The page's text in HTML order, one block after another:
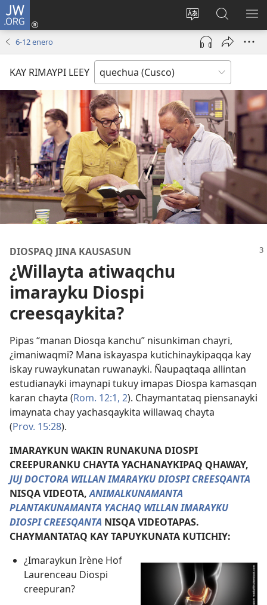
JW.ORG
Direccionpi
akllay
Sutiykiwan
jaykuy
(abre
nueva
JW.ORG
nisqapi
maskhay
6-12 enero
KAY RIMAYPI LEEY
DIOSPAQ JINA KAUSASUN
¿Willayta atiwaqchu
imarayku Diospi
creesqaykita?
Pipas “manan Diosqa kanchu” nisunkiman chayri,
¿imaniwaqmi? Mana iskayaspa kutichinaykipaqqa kay
iskay ruwaykunatan ruwanayki. Ñaupaqtaqa allintan
estudianayki imaynapi tukuy imapas Diospa kamasqan
karan chayta (Rom. 12:1, 2). Chaymantataq piensanayki
imaynata chay yachasqaykita willawaq chayta
(Prov. 15:28).
IMARAYKUN WAKIN RUNAKUNA DIOSPI
CREEPURANKU CHAYTA YACHANAYKIPAQ QHAWAY,
JUJ DOCTORA WILLAN IMARAYKU DIOSPI CREESQANTA
NISQA VIDEOTA,ANIMALKUNAMANTA
PLANTAKUNAMANTA YACHAQ WILLAN IMARAYKU
DIOSPI CREESQANTA NISQA VIDEOTAPAS.
CHAYMANTATAQ KAY TAPUYKUNATA KUTICHIY:
¿Imaraykun Irène Hof
Laurenceau Diospi
creepuran?